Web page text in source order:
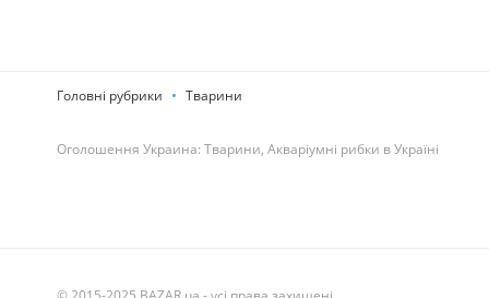
Головні рубрики Тварини
Оголошення Украина: Тварини, Акваріумні рибки в Україні